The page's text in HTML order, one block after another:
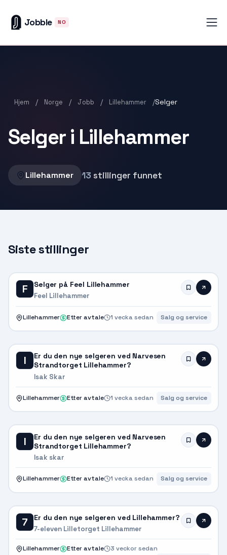
Jobble NO
Hjem / Norge / Jobb / Lillehammer /Selger
Selger i Lillehammer
Lillehammer 13stillinger funnet
Siste stillinger
F Selger på Feel Lillehammer
Feel Lillehammer
Lillehammer Etter avtale 1 vecka sedan Salg og service
I
Er du den nye selgeren ved Narvesen
Strandtorget Lillehammer?
Isak Skar
Lillehammer Etter avtale 1 vecka sedan Salg og service
I
Er du den nye selgeren ved Narvesen
Strandtorget Lillehammer?
Isak skar
Lillehammer Etter avtale 1 vecka sedan Salg og service
7 Er du den nye selgeren ved Lillehammer?
7-eleven Lilletorget Lillehammer
Lillehammer Etter avtale
3 veckor sedan